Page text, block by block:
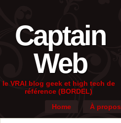
Captain
Web
le VRAI blog geek et high tech de
référence (BORDEL)
Home
À propos